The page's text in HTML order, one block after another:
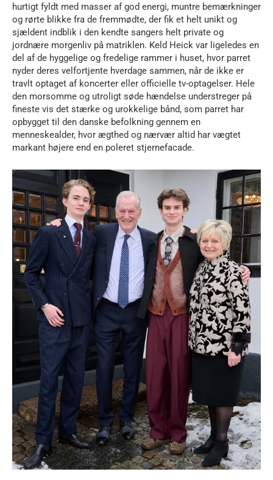
hurtigt fyldt med masser af god energi, muntre bemærkninger
og rørte blikke fra de fremmødte, der fik et helt unikt og
sjældent indblik i den kendte sangers helt private og
jordnære morgenliv på matriklen. Keld Heick var ligeledes en
del af de hyggelige og fredelige rammer i huset, hvor parret
nyder deres velfortjente hverdage sammen, når de ikke er
travlt optaget af koncerter eller officielle tv-optagelser. Hele
den morsomme og utroligt søde hændelse understreger på
fineste vis det stærke og urokkelige bånd, som parret har
opbygget til den danske befolkning gennem en
menneskealder, hvor ægthed og nærvær altid har vægtet
markant højere end en poleret stjernefacade.